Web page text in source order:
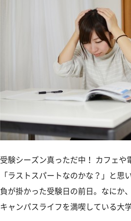
受験シーズン真っただ中！ カフェや
「ラストスパートなのかな？」と
負が掛かった受験日の前日。なにか
キャンパスライフを満喫している大